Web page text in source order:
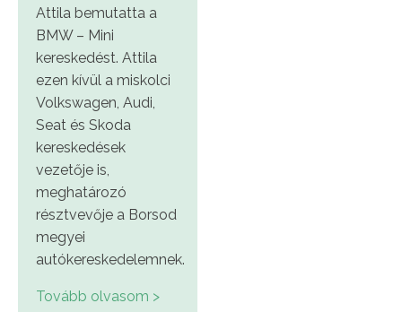
Attila bemutatta a
BMW – Mini
kereskedést. Attila
ezen kívül a miskolci
Volkswagen, Audi,
Seat és Skoda
kereskedések
vezetője is,
meghatározó
résztvevője a Borsod
megyei
autókereskedelemnek.
Tovább olvasom >